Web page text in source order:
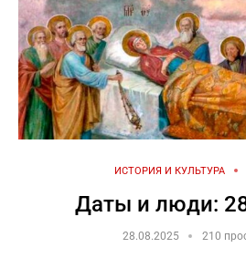
ИСТОРИЯ И КУЛЬТУРА
Даты и люди: 28
28.08.2025 210